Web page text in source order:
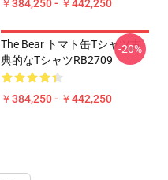
￥384,250 - ￥442,250
The Bear トマト缶Tシャツ古
典的なTシャツRB2709
￥384,250 - ￥442,250
-20%